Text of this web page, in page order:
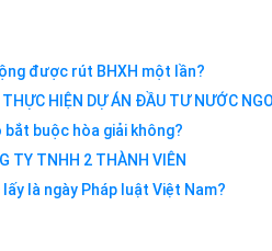
được rút BHXH một lần?
HIỆN DỰ ÁN ĐẦU TƯ NƯỚC
buộc hòa giải không?
TY TNHH 2 THÀNH VIÊN
là ngày Pháp luật Việt Nam?